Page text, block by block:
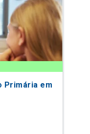
Primária em